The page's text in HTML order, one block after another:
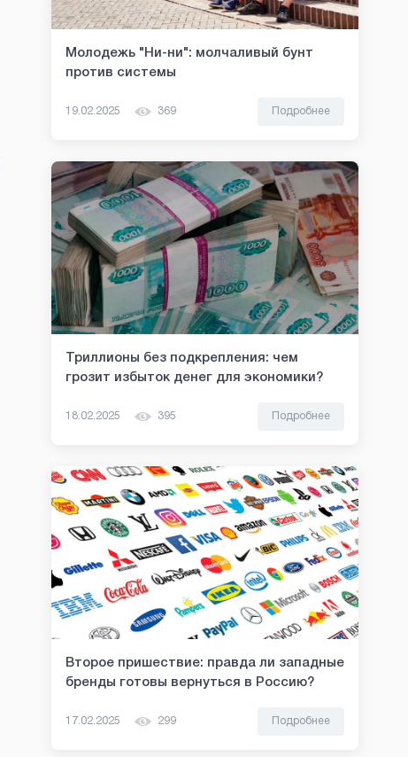
Молодежь "Ни-ни": молчаливый бунт
против системы
19.02.2025 369 Подробнее
Триллионы без подкрепления: чем
грозит избыток денег для экономики?
18.02.2025 395 Подробнее
Второе пришествие: правда ли западные
бренды готовы вернуться в Россию?
17.02.2025 299 Подробнее